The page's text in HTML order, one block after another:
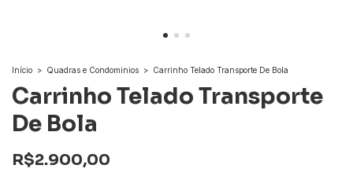
Início > Quadras e Condominios > Carrinho Telado Transporte De Bola
Carrinho Telado Transporte
De Bola
R$2.900,00